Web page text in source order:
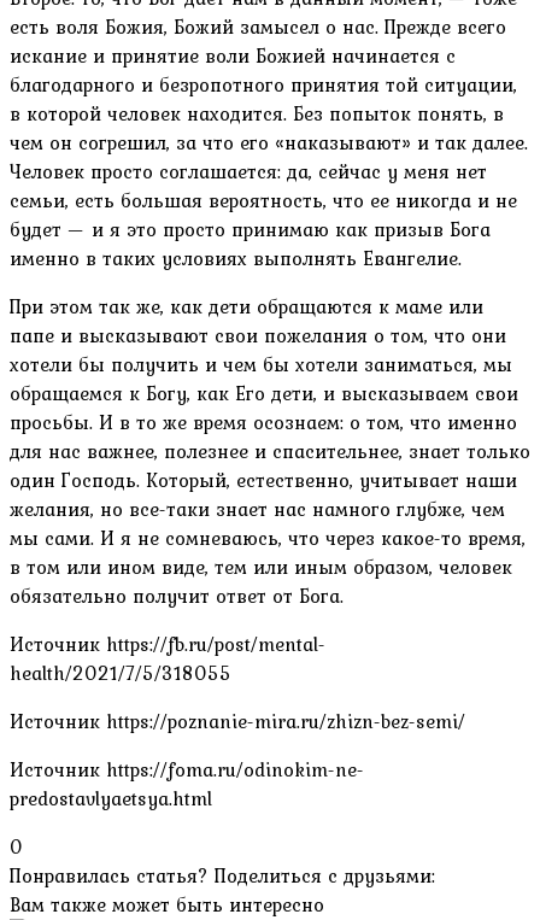
есть воля Божия, Божий замысел о нас. Прежде всего
искание и принятие воли Божией начинается с
благодарного и безропотного принятия той ситуации,
в которой человек находится. Без попыток понять, в
чем он согрешил, за что его «наказывают» и так далее.
Человек просто соглашается: да, сейчас у меня нет
семьи, есть большая вероятность, что ее никогда и не
будет — и я это просто принимаю как призыв Бога
именно в таких условиях выполнять Евангелие.
При этом так же, как дети обращаются к маме или
папе и высказывают свои пожелания о том, что они
хотели бы получить и чем бы хотели заниматься, мы
обращаемся к Богу, как Его дети, и высказываем свои
просьбы. И в то же время осознаем: о том, что именно
для нас важнее, полезнее и спасительнее, знает только
один Господь. Который, естественно, учитывает наши
желания, но все-таки знает нас намного глубже, чем
мы сами. И я не сомневаюсь, что через какое-то время,
в том или ином виде, тем или иным образом, человек
обязательно получит ответ от Бога.
Источник https://fb.ru/post/mental-
health/2021/7/5/318055
Источник https://poznanie-mira.ru/zhizn-bez-semi/
Источник https://foma.ru/odinokim-ne-
predostavlyaetsya.html
0
Понравилась статья? Поделиться с друзьями:
Вам также может быть интересно